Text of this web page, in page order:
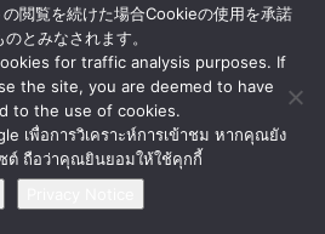
Contact Us Privacy Notice
( THAILAND ) Co., Ltd.
閲覧を続けた場合Cookieの使用を承諾
のとみなされます。
for traffic analysis purposes. If
the site, you are deemed to have
to the use of cookies.
เพื่อการวิเคราะห์การเข้าชม หากคุณยัง
ซต์ ถือว่าคุณยินยอมให้ใช้คุกกี้